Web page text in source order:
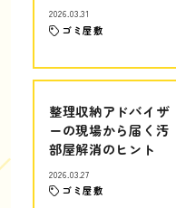
2026.03.31
ゴミ屋敷
整理収納アドバイザ
ーの現場から届く汚
部屋解消のヒント
2026.03.27
ゴミ屋敷